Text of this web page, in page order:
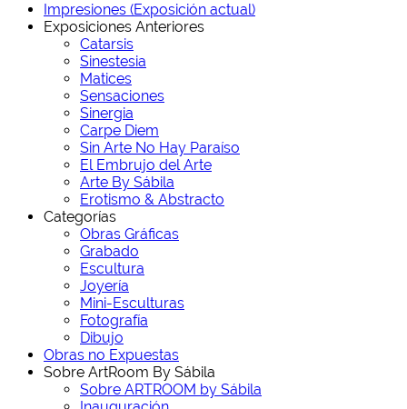
Impresiones (Exposición actual)
Exposiciones Anteriores
Catarsis
Sinestesia
Matices
Sensaciones
Sinergia
Carpe Diem
Sin Arte No Hay Paraíso
El Embrujo del Arte
Arte By Sábila
Erotismo & Abstracto
Categorías
Obras Gráficas
Grabado
Escultura
Joyería
Mini-Esculturas
Fotografía
Dibujo
Obras no Expuestas
Sobre ArtRoom By Sábila
Sobre ARTROOM by Sábila